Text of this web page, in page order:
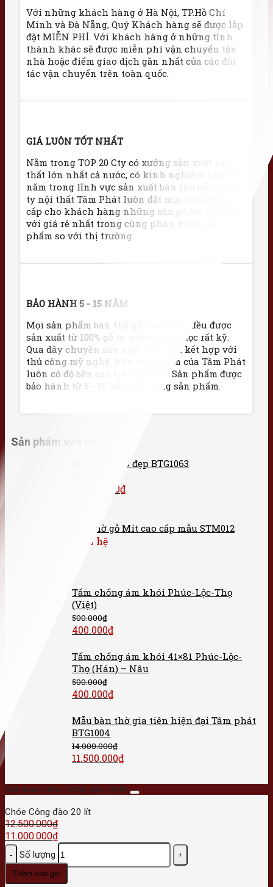
Với những khách hàng ở Hà Nội, TP.Hồ Chí
Minh và Đà Nẵng, Quý Khách hàng sẽ được lắp
đặt MIỄN PHÍ. Với khách hàng ở những tỉnh
thành khác sẽ được miễn phí vận chuyển tận
nhà hoặc điểm giao dịch gần nhất của các đối
tác vận chuyển trên toàn quốc.
GIÁ LUÔN TỐT NHẤT
Nằm trong TOP 20 Cty có xưởng sản xuất nội
thất lớn nhất cả nước, có kinh nghiệm hơn 12
năm trong lĩnh vực sản xuất bàn thờ gỗ, Công
ty nội thất Tâm Phát luôn đặt mục tiêu cung
cấp cho khách hàng những sản phẩm tốt nhất
với giá rẻ nhất trong cùng phân khúc sản
phẩm so với thị trường.
BẢO HÀNH 5 - 15 NĂM
Mọi sản phẩm bàn thờ gỗ Tâm Phát đều được
sản xuất từ 100% gỗ tự nhiên chọn lọc rất kỹ.
Qua dây chuyền sản xuất hiện đại kết hợp với
thủ công mỹ nghệ. Nên sản phẩm của Tâm Phát
luôn có độ bền cao trên 30 năm. Sản phẩm được
bảo hành từ 5 - 15 năm tùy từng sản phẩm.
Sản phẩm vừa xem
Mẫu bàn thờ đẹp BTG1063
19.500.000₫
Sập thờ gỗ Mít cao cấp mẫu STM012
Liên hệ
Tấm chống ám khói Phúc-Lộc-Thọ
(Việt)
500.000₫
400.000₫
Tấm chống ám khói 41×81 Phúc-Lộc-
Thọ (Hán) – Nâu
500.000₫
400.000₫
Mẫu bàn thờ gia tiên hiện đại Tâm phát
BTG1004
14.000.000₫
11.500.000₫
Đặt mua Chóe Công đào 20 lít
Chóe Công đào 20 lít
12.500.000₫
11.000.000₫
Số lượng
Thêm vào giỏ